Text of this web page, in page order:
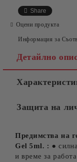
Съгласен съм с
Ние ще се свържем
Share
Оцени продукта
Информация за
Детайлно
Защита на
Предимства на
Gel 5ml. : ●
и време за